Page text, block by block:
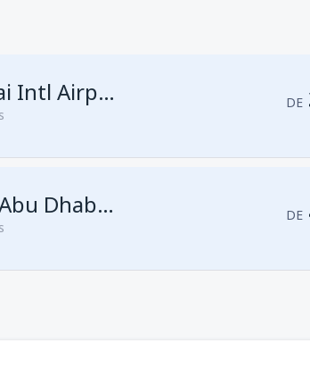
Dubaï Dubai Intl Airport DE
deCasablanca, Muhammed V
deCasablanca, Muhammed V (CMN)
Abu Dhabi Abu Dhabi Intl Airport DE